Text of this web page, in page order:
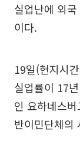
실업난에 외
이다.
19일(현지시
실업률이 17
인 요하네스
반이민단체의